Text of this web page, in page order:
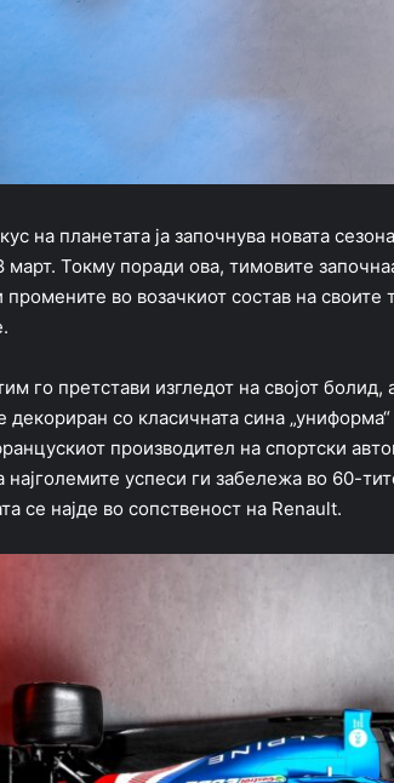
на планетата ја започнува новата
март. Токму поради ова, тимовите
промените во возачкиот состав на
го претстави изгледот на својот
декориран со класичната сина
производител на спортски
најголемите успеси ги забележа во 60-
се најде во сопственост на Renault.